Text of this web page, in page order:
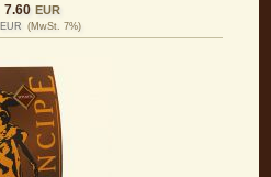
7.60 EUR
EUR (MwSt. 7%)